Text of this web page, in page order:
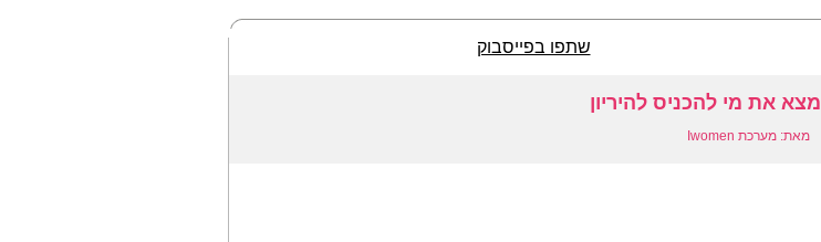
שתפו בפייסבוק
מצא את מי להכניס להיריון
מאת: מערכת Iwomen